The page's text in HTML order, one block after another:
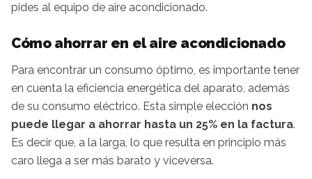
pides al equipo de aire acondicionado.
Cómo ahorrar en el aire acondicionado
Para encontrar un consumo óptimo, es importante tener
en cuenta la eficiencia energética del aparato, además
de su consumo eléctrico. Esta simple elección nos
puede llegar a ahorrar hasta un 25% en la factura.
Es decir que, a la larga, lo que resulta en principio más
caro llega a ser más barato y viceversa.